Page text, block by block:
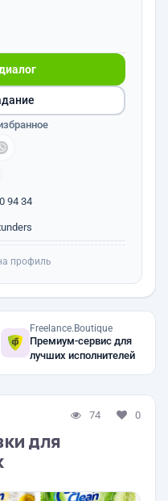
94 34
профиль
Freelance.Boutique
Премиум-сервис для
лучших исполнителей
74 0
для